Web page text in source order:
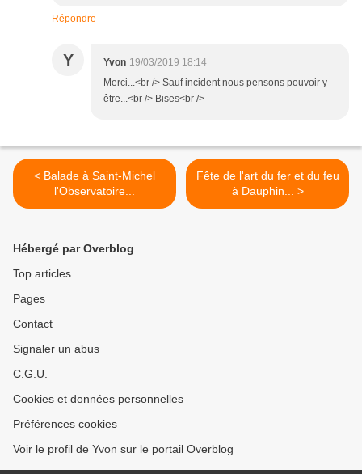
Répondre
Y Yvon 19/03/2019 18:14
Merci...<br /> Sauf incident nous pensons pouvoir y
être...<br /> Bises<br />
< Balade à Saint-Michel
l'Observatoire...
Fête de l'art du fer et du feu
à Dauphin... >
Hébergé par Overblog
Top articles
Pages
Contact
Signaler un abus
C.G.U.
Cookies et données personnelles
Préférences cookies
Voir le profil de Yvon sur le portail Overblog